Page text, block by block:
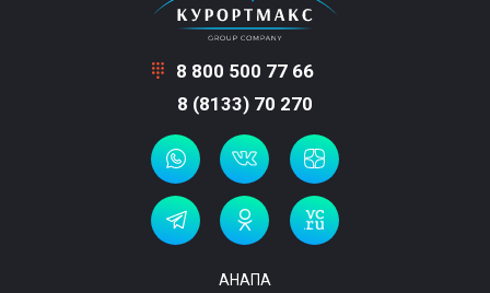
8 800 500 77 66
8 (8133) 70 270
АНАПА